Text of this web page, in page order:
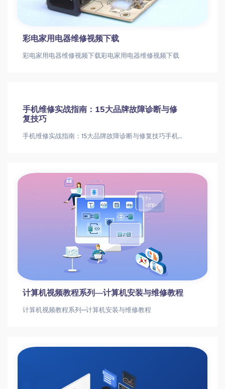
彩电家用电器维修视频下载
彩电家用电器维修视频下载彩电家用电器维修视频下载